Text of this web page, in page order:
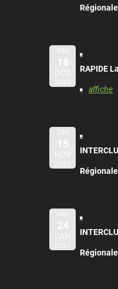
Régionale
DIM
18
OCT
2020
RAPIDE
affiche
DIM
15
NOV
2020
Régionale
DIM
24
JAN
2021
Régionale